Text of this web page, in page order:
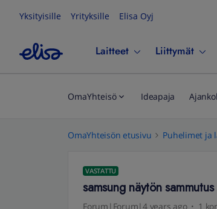
Yksityisille Yrityksille Elisa Oyj
Laitteet Liittymät
OmaYhteisö Ideapaja
OmaYhteisön etusivu Puhelimet ja
VASTATTU
samsung näytön
Forum|Forum|4 years ago 1